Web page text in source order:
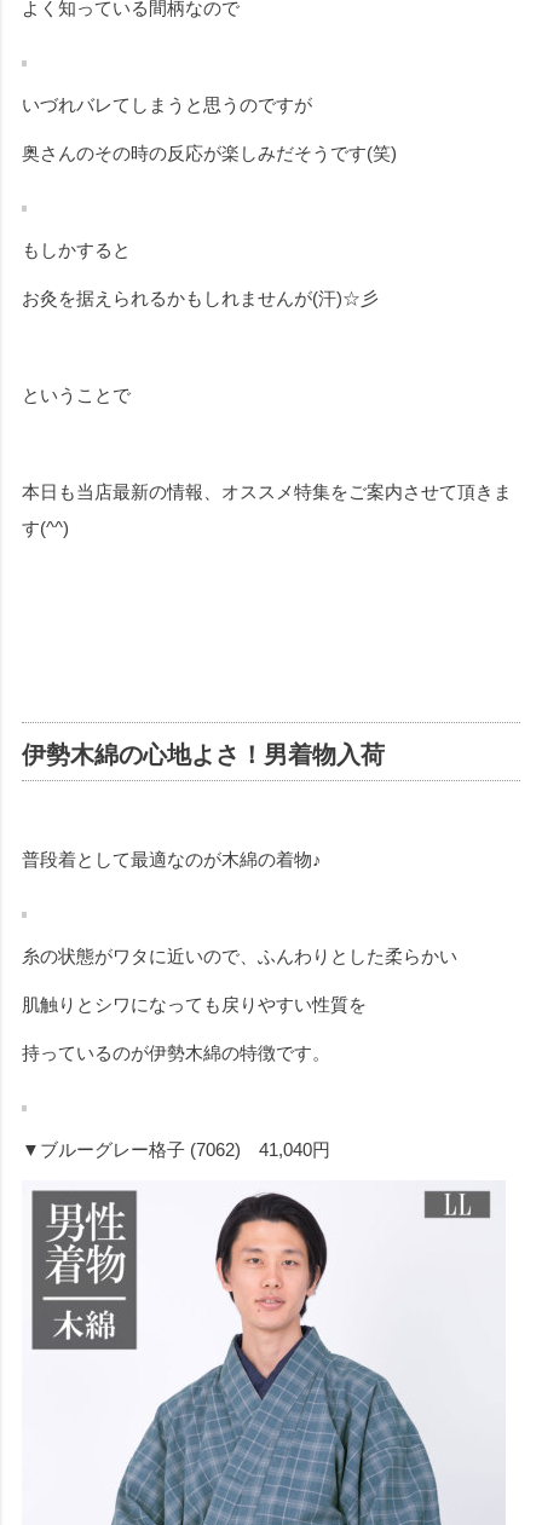
よく知っている間柄なので
いづれバレてしまうと思うのですが
奥さんのその時の反応が楽しみだそうです(笑)
もしかすると
お灸を据えられるかもしれませんが(汗)☆彡
ということで
本日も当店最新の情報、オススメ特集をご案内させて頂きま
す(^^)
伊勢木綿の心地よさ！男着物入荷
普段着として最適なのが木綿の着物♪
糸の状態がワタに近いので、ふんわりとした柔らかい
肌触りとシワになっても戻りやすい性質を
持っているのが伊勢木綿の特徴です。
▼ブルーグレー格子 (7062) 41,040円